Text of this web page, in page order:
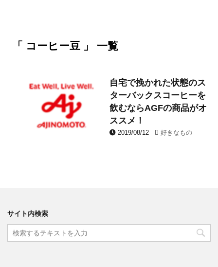
「 コーヒー豆 」 一覧
自宅で挽かれた状態のス
ターバックスコーヒーを
飲むならAGFの商品がオ
ススメ！
2019/08/12 -好きなもの
サイト内検索